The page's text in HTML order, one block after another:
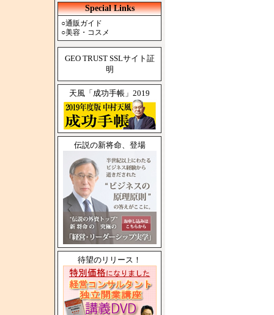
Special Links
○通販ガイド
○美容・コスメ
GEO TRUST SSLサイト証
明
天風「成功手帳」2019
伝説の新将命、登場
待望のリリース！